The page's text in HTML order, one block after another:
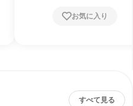
お気に入り
すべて見る